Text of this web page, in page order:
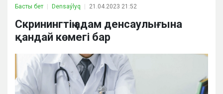
Басты бет Densaýlyq 21.04.2023 21:52
Скринингтің адам денсаулығына
қандай көмегі бар